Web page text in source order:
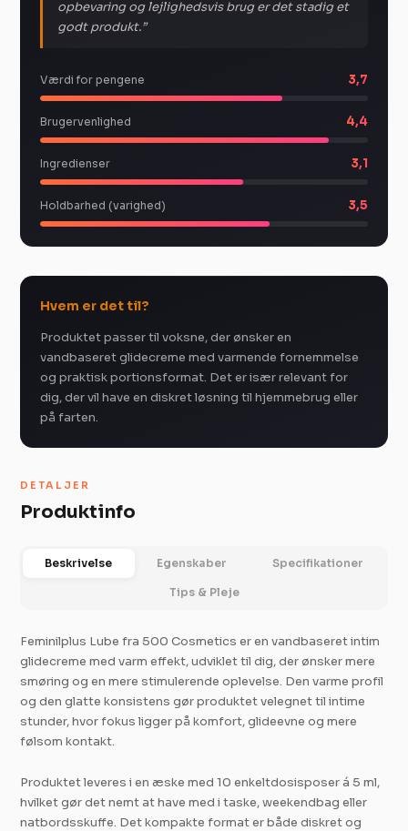
opbevaring og lejlighedsvis brug er det stadig et
godt produkt.”
Værdi for pengene 3,7
Brugervenlighed 4,4
Ingredienser 3,1
Holdbarhed (varighed) 3,5
Hvem er det til?
Produktet passer til voksne, der ønsker en
vandbaseret glidecreme med varmende fornemmelse
og praktisk portionsformat. Det er især relevant for
dig, der vil have en diskret løsning til hjemmebrug eller
på farten.
DETALJER
Produktinfo
Beskrivelse Egenskaber Specifikationer
Tips & Pleje
Feminilplus Lube fra 500 Cosmetics er en vandbaseret intim
glidecreme med varm effekt, udviklet til dig, der ønsker mere
smøring og en mere stimulerende oplevelse. Den varme profil
og den glatte konsistens gør produktet velegnet til intime
stunder, hvor fokus ligger på komfort, glideevne og mere
følsom kontakt.
Produktet leveres i en æske med 10 enkeltdosisposer á 5 ml,
hvilket gør det nemt at have med i taske, weekendbag eller
natbordsskuffe. Det kompakte format er både diskret og